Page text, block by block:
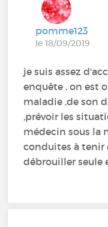
pomme123
le 18/09/2019
je suis assez
enquête , on est
maladie ,de son
,prévoir les
médecin sous la
conduites à tenir
débrouiller seule